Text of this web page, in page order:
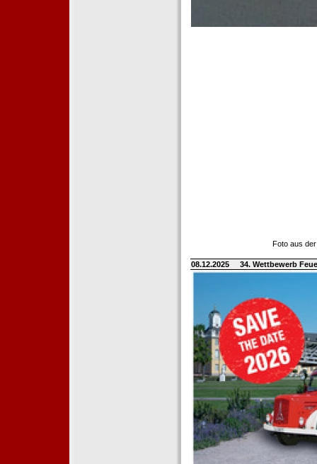
Foto aus
08.12.2025 34. Wettbewerb